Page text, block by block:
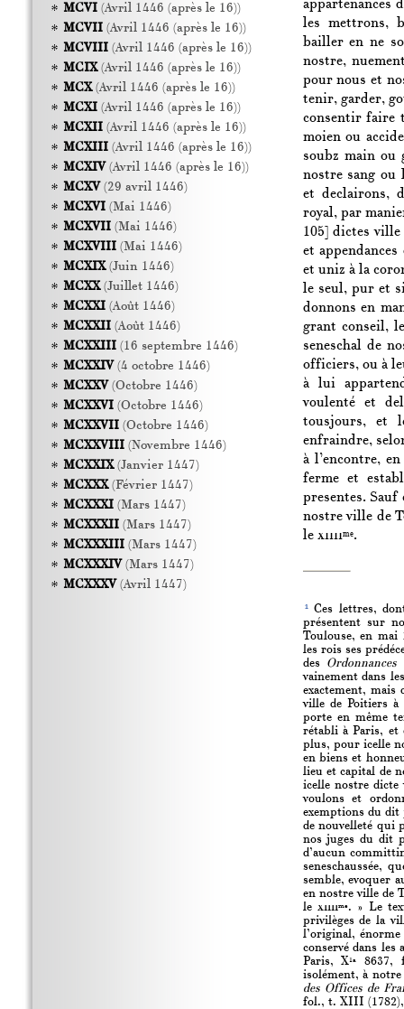
appartenances
les mettrons,
bailler en ne
nostre,
pour nous et
tenir, garder,
consentir faire
moien ou
soubz main ou
nostre sang ou
et declairons,
royal, par
105]
dictes ville
et
et uniz à la
le seul, pur et
donnons en
grant conseil,
seneschal de
officiers, ou à
à lui
voulenté et
tousjours, et
enfraindre,
à l’encontre,
ferme et
presentes.
nostre ville de
le xiiiime.
1Ces lettres,
présentent sur
Toulouse, en mai
les rois ses
des
vainement dans
exactement,
ville de Poitiers à
porte en même
rétabli à Paris, et
plus, pour icelle
en biens et
lieu et capital de
icelle nostre dicte
voulons et
exemptions du dit
de nouvelleté qui
nos juges du dit
d’aucun
seneschaussée,
semble, evoquer
en nostre ville de
lexiiiime. » Le
privilèges de la
l’original,
conservé dans
Paris, X1a
8637,
isolément, à
des Offices de
fol., t. XIII (1782),
MCVI(Avril 1446 (après le 16))
MCVII(Avril 1446 (après le 16))
MCVIII(Avril 1446 (après le 16))
MCIX(Avril 1446 (après le 16))
MCX(Avril 1446 (après le 16))
MCXI(Avril 1446 (après le 16))
MCXII(Avril 1446 (après le 16))
MCXIII(Avril 1446 (après le 16))
MCXIV(Avril 1446 (après le 16))
MCXV(29 avril 1446)
MCXVI(Mai 1446)
MCXVII(Mai 1446)
MCXVIII(Mai 1446)
MCXIX(Juin 1446)
MCXX(Juillet 1446)
MCXXI(Août 1446)
MCXXII(Août 1446)
MCXXIII(16 septembre 1446)
MCXXIV(4 octobre 1446)
MCXXV(Octobre 1446)
MCXXVI(Octobre 1446)
MCXXVII(Octobre 1446)
MCXXVIII(Novembre 1446)
MCXXIX(Janvier 1447)
MCXXX(Février 1447)
MCXXXI(Mars 1447)
MCXXXII(Mars 1447)
MCXXXIII(Mars 1447)
MCXXXIV(Mars 1447)
MCXXXV(Avril 1447)